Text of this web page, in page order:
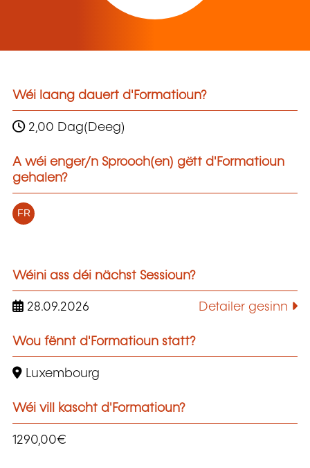
Wéi laang dauert d'Formatioun?
2,00 Dag(Deeg)
A wéi enger/n Sprooch(en) gëtt d'Formatioun
gehalen?
FR
Wéini ass déi nächst Sessioun?
28.09.2026 Detailer gesinn
Wou fënnt d'Formatioun statt?
Luxembourg
Wéi vill kascht d'Formatioun?
1290,00€